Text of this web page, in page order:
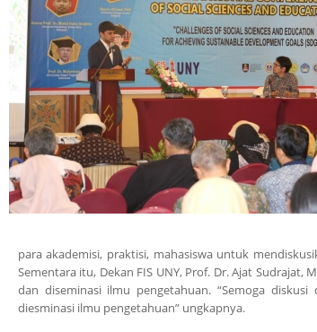
para akademisi, praktisi, mahasiswa untuk
Sementara itu, Dekan FIS UNY, Prof. Dr. Ajat Sudrajat,
dan diseminasi ilmu pengetahuan. “Semoga
diesminasi ilmu pengetahuan” ungkapnya.